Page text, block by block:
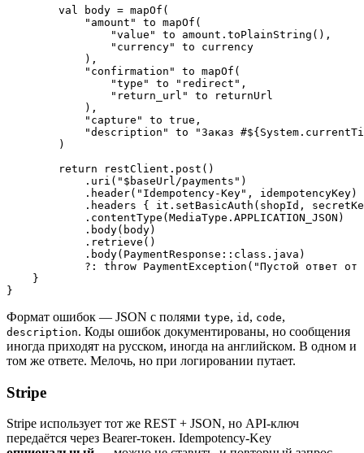
        val body = mapOf(
            "amount" to mapOf(
                "value" to amount.toPlainString(),
                "currency" to currency
            ),
            "confirmation" to mapOf(
                "type" to "redirect",
                "return_url" to returnUrl
            ),
            "capture" to true,
"description" to "Заказ
        )
        return restClient.post()
            .uri("$baseUrl/payments")
            .header("Idempotency-Key", idempotencyKey)
.headers { it.setBasicAuth(shopId,
            .contentType(MediaType.APPLICATION_JSON)
            .body(body)
            .retrieve()
            .body(PaymentResponse::class.java)
?: throw PaymentException("Пустой ответ от
    }
Формат ошибок — JSON с полями type, id , code,
description. Коды ошибок документированы, но сообщения
иногда приходят на русском, иногда на английском. В одном и
том же ответе. Мелочь, но при логировании путает.
Stripe
Stripe использует тот же REST + JSON, но API-ключ
передаётся через Bearer-токен. Idempotency-Key